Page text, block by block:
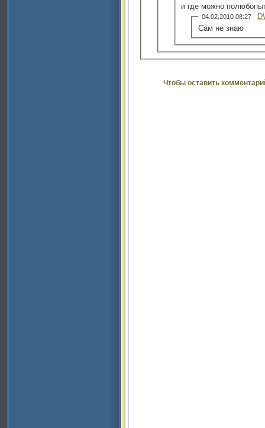
и где можно
04.02.2010 08:27
Сам не знаю
Чтобы оставить